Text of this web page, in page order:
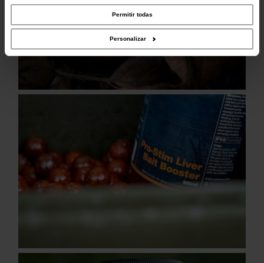
colaboradores de redes sociales, publicidad y análisis web, quienes pueden
combinarla con otra información que les haya proporcionado o que hayan
recopilado a partir del uso que haya hecho de sus servicios.
Permitir todas
Personalizar